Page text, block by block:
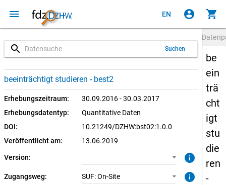
menu EN account_circle shopping_cart
search Suchen
beeinträchtigt studieren - best2
Erhebungszeitraum:
30.09.2016 - 30.03.2017
Erhebungsdatentyp:
Quantitative Daten
DOI:
10.21249/DZHW:bst02:1.0.0
Veröffentlicht am:
13.06.2019
Version:
1.0.0 (aktuell)
info
Zugangsweg: SUF: On-Site
SUF: On-Site
info
be
ein
trä
cht
igt
stu
die
ren
-